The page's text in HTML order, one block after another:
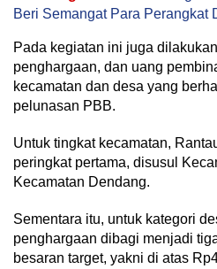
Beri Semangat Para Perangkat
Pada kegiatan ini juga
penghargaan, dan uang
kecamatan dan desa yang
pelunasan PBB.
Untuk tingkat kecamatan,
peringkat pertama, disusul
Kecamatan Dendang.
Sementara itu, untuk kategori
penghargaan dibagi menjadi
besaran target, yakni di atas